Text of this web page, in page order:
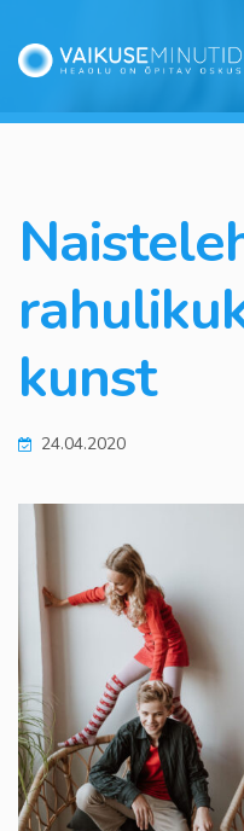
kunst
24.04.2020